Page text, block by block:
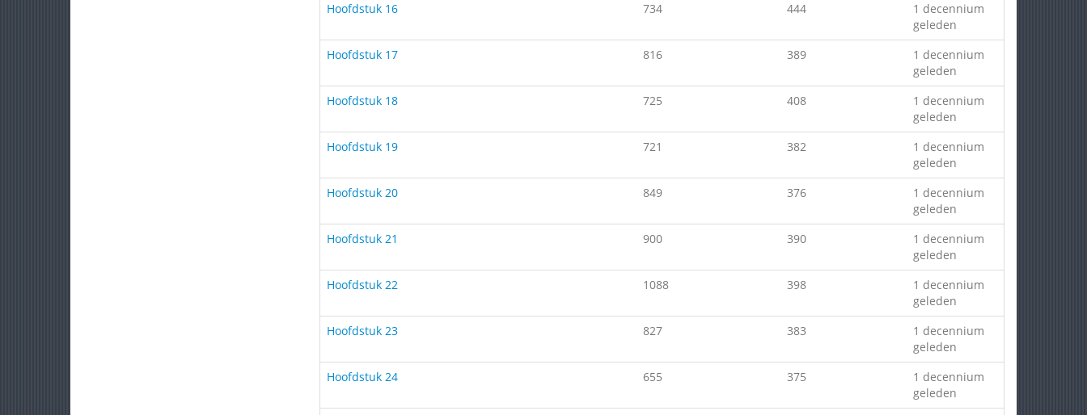
Hoofdstuk 16
734 444
1 decennium
geleden
Hoofdstuk 17
816 389
1 decennium
geleden
Hoofdstuk 18
725 408
1 decennium
geleden
Hoofdstuk 19
721 382
1 decennium
geleden
Hoofdstuk 20
849 376
1 decennium
geleden
Hoofdstuk 21
900 390
1 decennium
geleden
Hoofdstuk 22
1088 398
1 decennium
geleden
Hoofdstuk 23
827 383
1 decennium
geleden
Hoofdstuk 24
655 375
1 decennium
geleden